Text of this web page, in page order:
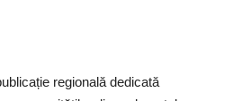
regională dedicată